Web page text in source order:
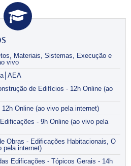
Materiais, Sistemas, Execução e
vivo
de Edifícios - 12h Online (ao
Online (ao vivo pela internet)
- 9h Online (ao vivo pela
Obras - Edificações Habitacionais, O
pela internet)
Edificações - Tópicos Gerais - 14h